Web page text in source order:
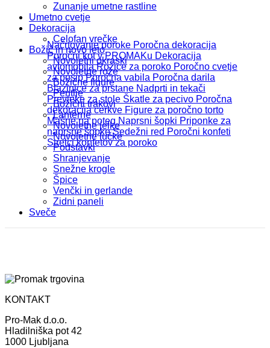
Načrtovanje poroke Poročna dekoracija
Poročni kot v PROMAKu Dekoracija
avtomobila Rožice za poroko Poročno cvetje
za posip Poročna vabila Poročna darila
Blazinice za prstane Nadprti in tekači
Prevleke za stole Škatle za pecivo Poročna
dekoracija cerkve Figure za poročno torto
Mašne na poteg Naprsni šopki Priponke za
naprsne šopke Sedežni red Poročni konfeti
Strelci konfetov za poroko
Zunanje umetne rastline
Umetno cvetje
Dekoracija
Celofan vrečke
Božič in novo leto
Novoletni okraski
Novoletne rože
Božične figure
Pentlje
Božični trakovi
Lanterne
Novoletne jelke
Novoletne lučke
Podstavki
Shranjevanje
Snežne krogle
Špice
Venčki in gerlande
Zidni paneli
Sveče
KONTAKT
Pro-Mak d.o.o.
Hladilniška pot 42
1000 Ljubljana